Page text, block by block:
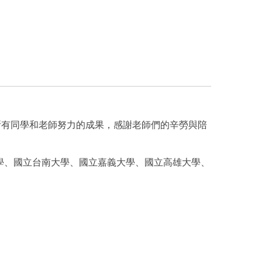
同學和老師努力的成果，感謝老師們的辛勞與陪
國立台南大學、國立嘉義大學、國立高雄大學、